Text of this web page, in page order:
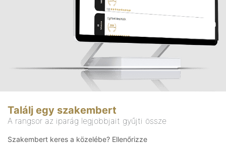
Találj egy szakembert
A rangsor az iparág legjobbjait gyűjti össze
Szakembert keres a közelébe? Ellenőrizze